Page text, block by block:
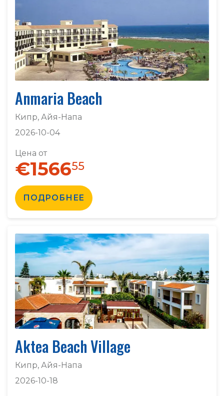
Anmaria Beach
Кипр, Айя-Напа
2026-10-04
Цена от
€156655
ПОДРОБНЕЕ
Aktea Beach Village
Кипр, Айя-Напа
2026-10-18